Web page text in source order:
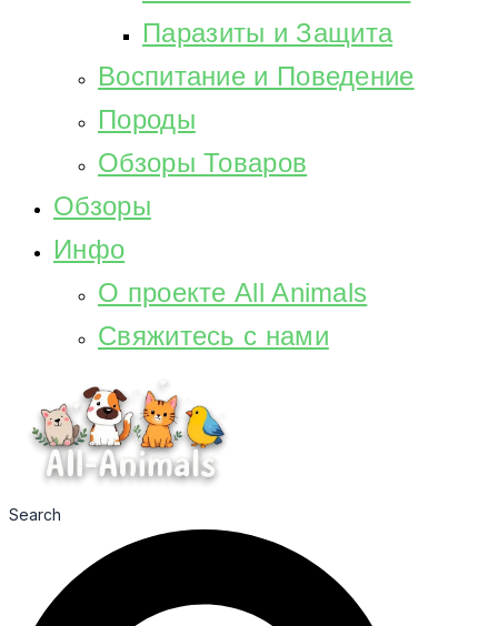
Паразиты и Защита
Воспитание и Поведение
Породы
Обзоры Товаров
Обзоры
Инфо
О проекте All Animals
Свяжитесь с нами
Search